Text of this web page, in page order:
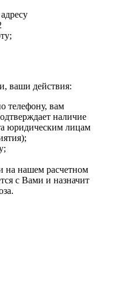
ваши действия:
телефону, вам
наличие
юридическим лицам
на нашем расчетном
с Вами и назначит